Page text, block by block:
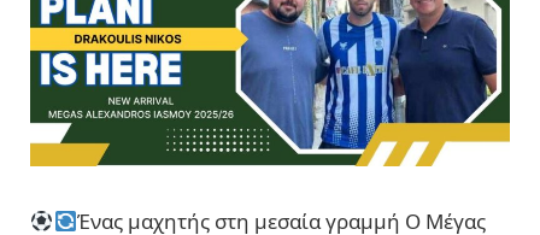
Ένας μαχητής στη μεσαία γραμμή Ο Μέγας